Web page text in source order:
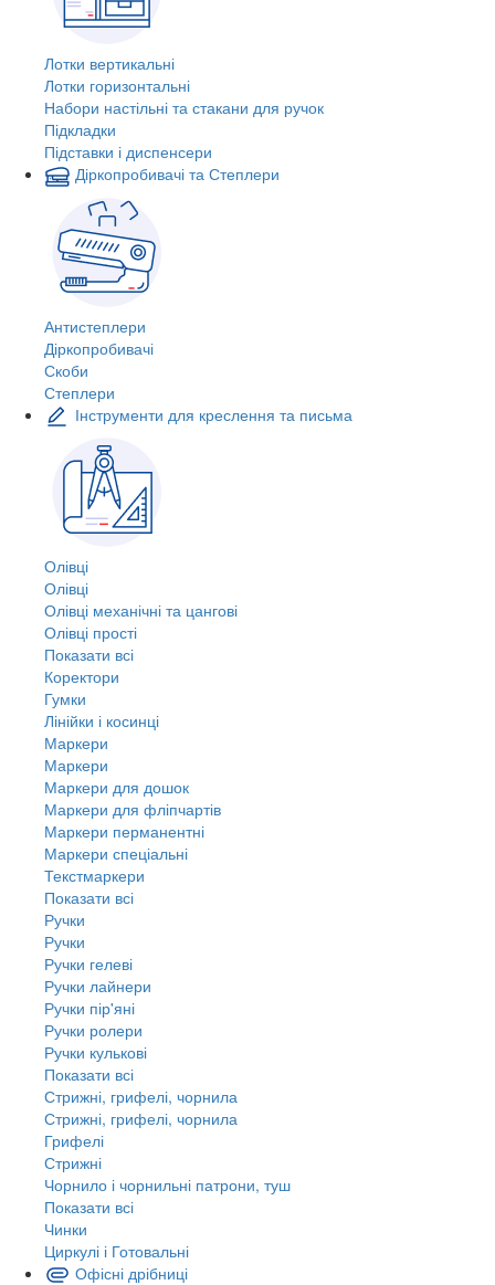
Лотки вертикальні
Лотки горизонтальні
Набори настільні та стакани для ручок
Підкладки
Підставки і диспенсери
Діркопробивачі та Степлери
Антистеплери
Діркопробивачі
Скоби
Степлери
Інструменти для креслення та письма
Олівці
Олівці
Олівці механічні та цангові
Олівці прості
Показати всі
Коректори
Гумки
Лінійки і косинці
Маркери
Маркери
Маркери для дошок
Маркери для фліпчартів
Маркери перманентні
Маркери спеціальні
Текстмаркери
Показати всі
Ручки
Ручки
Ручки гелеві
Ручки лайнери
Ручки пір'яні
Ручки ролери
Ручки кулькові
Показати всі
Стрижні, грифелі, чорнила
Стрижні, грифелі, чорнила
Грифелі
Стрижні
Чорнило і чорнильні патрони, туш
Показати всі
Чинки
Циркулі і Готовальні
Офісні дрібниці